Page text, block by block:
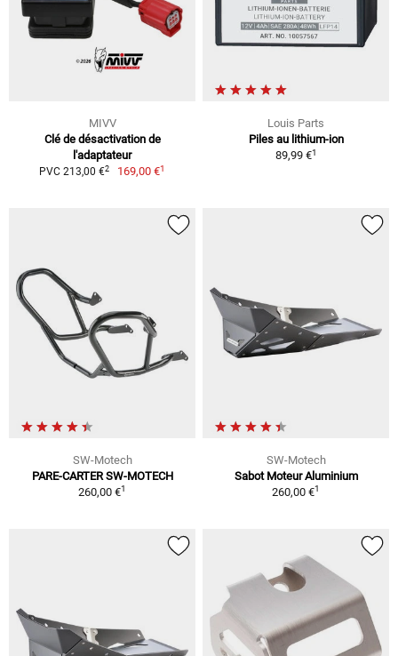
MIVV
Clé de désactivation de
l'adaptateur
PVC 213,00 €2 169,00 €1
Louis Parts
Piles au lithium-ion
89,99 €1
SW-Motech
PARE-CARTER SW-MOTECH
260,00 €1
SW-Motech
Sabot Moteur Aluminium
260,00 €1